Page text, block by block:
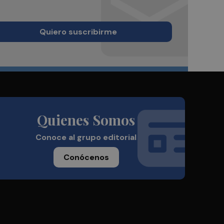
Quiero suscribirme
Quienes Somos
Conoce al grupo editorial
Conócenos